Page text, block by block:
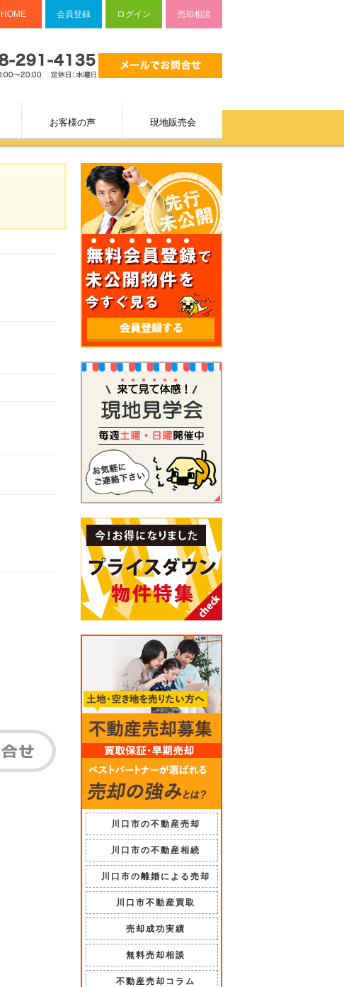
HOME 会員登録 ログイン 売却相談
お客様の声 現地販売会
川口市の不動産売却
川口市の不動産相続
川口市の離婚による売却
川口市不動産買取
売却成功実績
無料売却相談
不動産売却コラム